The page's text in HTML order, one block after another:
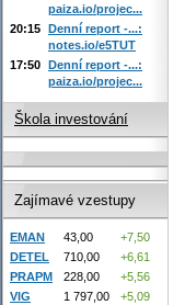
paiza.io/projec...
20:15 Denní report -...:
notes.io/e5TUT
17:50 Denní report -...:
paiza.io/projec...
Škola investování
Zajímavé vzestupy
EMAN 43,00
+7,50
DETEL
710,00
+6,61
PRAPM
228,00
+5,56
VIG
1 797,00
+5,09